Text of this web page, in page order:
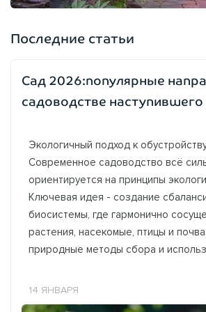
Последние статьи
Сад 2026:популярные
садоводстве наступившего
Экологичный подход к
Современное садоводство всё
ориентируется на принципы
Ключевая идея - создание
биосистемы, где гармонично
растения, насекомые, птицы и
природные методы сбора и
14 ЯНВАРЯ